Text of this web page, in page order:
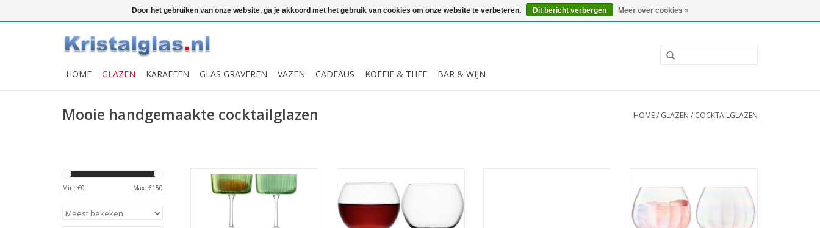
Snelle levering Graveren 0 Artikelen - €0,00 Mijn account / Registreren
HOME GLAZEN KARAFFEN GLAS GRAVEREN VAZEN CADEAUS KOFFIE & THEE BAR & WIJN
Mooie handgemaakte cocktailglazen HOME/ GLAZEN / COCKTAILGLAZEN
Min: €0 Max: €150
LS 586811 Gems Cocktailglas 230
ml Set van 4 Stuks
Stuks
MEER INFO
2 Stuks
MEER INFO
Door het gebruiken van onze website, ga je akkoord met het gebruik van cookies om onze website te verbeteren. Dit bericht verbergen Meer over cookies »